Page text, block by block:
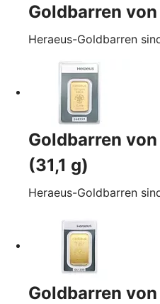
Goldbarren
Heraeus-Goldbarren
Goldbarren
(31,1 g)
Heraeus-Goldbarren
Goldbarren